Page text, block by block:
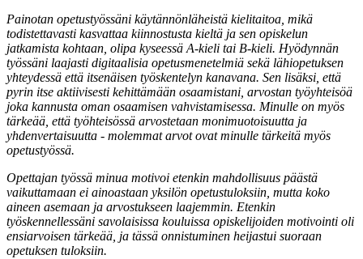
Painotan opetustyössäni käytännönläheistä kielitaitoa, mikä
todistettavasti kasvattaa kiinnostusta kieltä ja sen opiskelun
jatkamista kohtaan, olipa kyseessä A-kieli tai B-kieli. Hyödynnän
työssäni laajasti digitaalisia opetusmenetelmiä sekä lähiopetuksen
yhteydessä että itsenäisen työskentelyn kanavana. Sen lisäksi, että
pyrin itse aktiivisesti kehittämään osaamistani, arvostan työyhteisöä
joka kannusta oman osaamisen vahvistamisessa. Minulle on myös
tärkeää, että työhteisössä arvostetaan monimuotoisuutta ja
yhdenvertaisuutta - molemmat arvot ovat minulle tärkeitä myös
opetustyössä.
Opettajan työssä minua motivoi etenkin mahdollisuus päästä
vaikuttamaan ei ainoastaan yksilön opetustuloksiin, mutta koko
aineen asemaan ja arvostukseen laajemmin. Etenkin
työskennellessäni savolaisissa kouluissa opiskelijoiden motivointi oli
ensiarvoisen tärkeää, ja tässä onnistuminen heijastui suoraan
opetuksen tuloksiin.